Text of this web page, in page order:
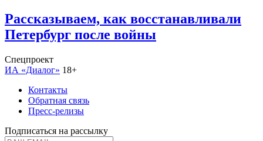
Рассказываем, как восстанавливали
Петербург после войны
Спецпроект
ИА «Диалог» 18+
Контакты
Обратная связь
Пресс-релизы
Подписаться на рассылку